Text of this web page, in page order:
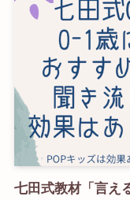
七田式教材「言え